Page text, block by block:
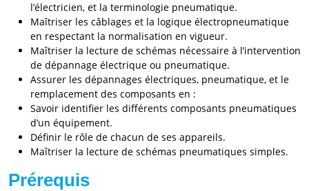
l’électricien, et la terminologie pneumatique.
Maîtriser les câblages et la logique électropneumatique
en respectant la normalisation en vigueur.
Maîtriser la lecture de schémas nécessaire à l’intervention
de dépannage électrique ou pneumatique.
Assurer les dépannages électriques, pneumatique, et le
remplacement des composants en :
Savoir identifier les différents composants pneumatiques
d’un équipement.
Définir le rôle de chacun de ses appareils.
Maîtriser la lecture de schémas pneumatiques simples.
Prérequis